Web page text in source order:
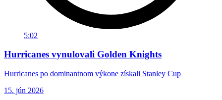
5:02
Hurricanes vynulovali Golden Knights
Hurricanes po dominantnom výkone získali Stanley Cup
15. jún 2026